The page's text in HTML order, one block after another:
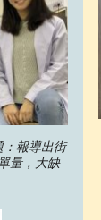
：報導出街
量，大缺